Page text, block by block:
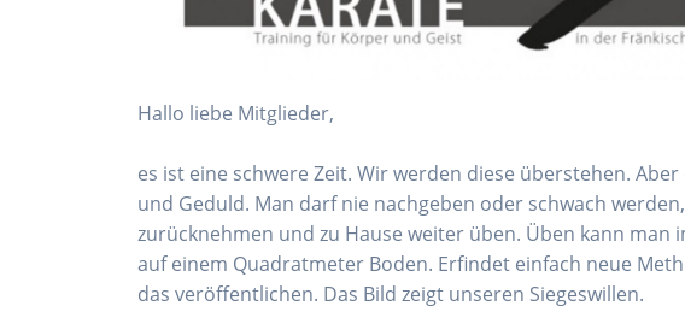
Hallo liebe Mitglieder,
es ist eine schwere Zeit. Wir werden diese überstehen.
und Geduld. Man darf nie nachgeben oder schwach
zurücknehmen und zu Hause weiter üben. Üben kann
auf einem Quadratmeter Boden. Erfindet einfach neue
das veröffentlichen. Das Bild zeigt unseren Siegeswillen.